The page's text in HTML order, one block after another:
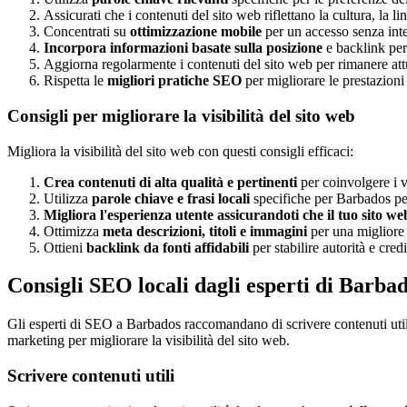
Assicurati che i contenuti del sito web riflettano la cultura, la
Concentrati su ottimizzazione mobile per un accesso senza
Incorpora informazioni basate sulla posizione e backlink
Aggiorna regolarmente i contenuti del sito web per rimanere
Rispetta le migliori pratiche SEO per migliorare le
Consigli per migliorare la visibilità del sito web
Migliora la visibilità del sito web con questi consigli efficaci:
Crea contenuti di alta qualità e pertinenti per coinvolgere i
Utilizza parole chiave e frasi locali specifiche per Barbados
Migliora l'esperienza utente assicurandoti che il tuo sito
Ottimizza meta descrizioni, titoli e immagini per una
Ottieni backlink da fonti affidabili per stabilire autorità e
Consigli SEO locali dagli esperti di
Gli esperti di SEO a Barbados raccomandano di scrivere contenuti
marketing per migliorare la visibilità del sito web.
Scrivere contenuti utili